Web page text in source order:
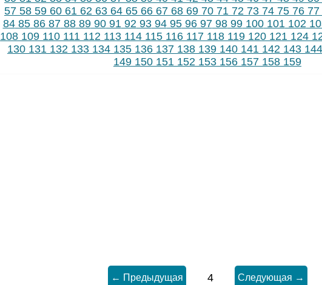
57 58 59 60 61 62 63 64 65 66 67 68 69 70 71 72 73 74 75 76 77
84858687888990919293949596979899100101102
108 109 110 111 112 113 114 115 116 117 118 119 120 121 124
130 131 132 133 134 135 136 137 138 139 140 141 142 143 144
149 150 151 152 153 156 157 158 159
← Предыдущая 4 Следующая →